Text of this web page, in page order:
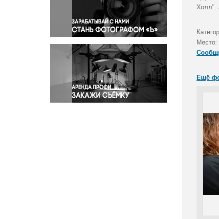
Правосудие
Происшествия и конфликты
Религия
Светская жизнь
Спорт
Экология
Экономика и бизнес
Холл".
Место:
Ещё